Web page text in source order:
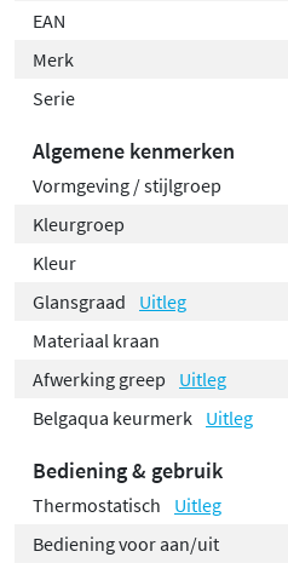
EAN
Merk
Serie
Algemene kenmerken
Vormgeving / stijlgroep
Kleurgroep
Kleur
Glansgraad
Uitleg
Materiaal kraan
Afwerking greep
Uitleg
Belgaqua keurmerk Uitleg
Bediening & gebruik
Thermostatisch
Uitleg
Bediening voor aan/uit